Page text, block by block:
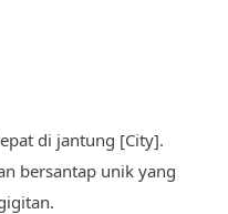
di jantung [City].
bersantap unik yang